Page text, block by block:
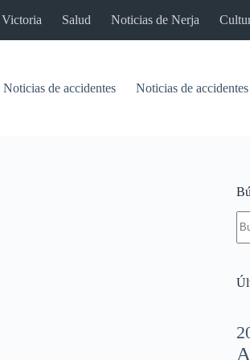
Salud Noticias de Nerja
Noticias de accidentes Noticias de